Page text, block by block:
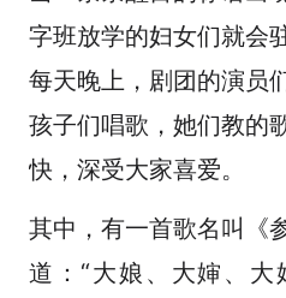
字班放学的妇女们就会
每天晚上，剧团的演员
孩子们唱歌，她们教的
快，深受大家喜爱。
其中，有一首歌名叫《
道：“大娘、大婶、